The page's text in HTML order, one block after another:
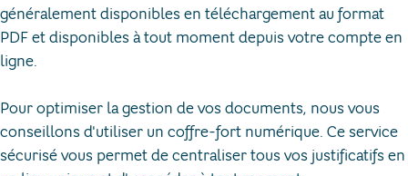
généralement disponibles en téléchargement au format
PDF et disponibles à tout moment depuis votre compte en
ligne.
Pour optimiser la gestion de vos documents, nous vous
conseillons d'utiliser un coffre-fort numérique. Ce service
sécurisé vous permet de centraliser tous vos justificatifs en